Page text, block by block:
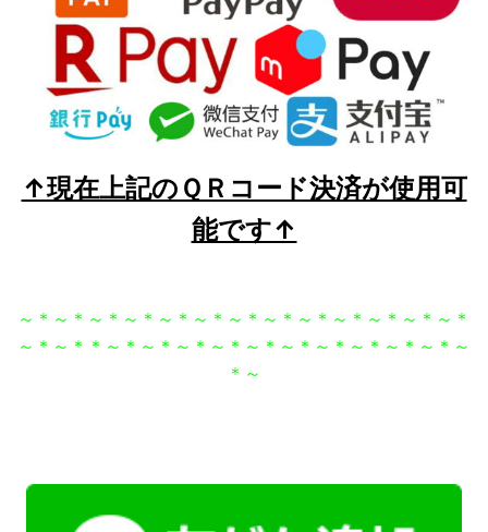
↑現在上記のＱＲコード決済が使用可
能です↑
～＊～＊～＊～＊～＊～＊～＊～＊～＊～＊～＊～＊～＊
～＊～＊＊～＊～＊～＊～＊～＊～＊～＊～＊～＊～＊～
＊～